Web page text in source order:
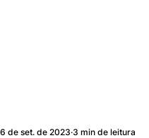
6 de set. de 2023 3 min de leitura